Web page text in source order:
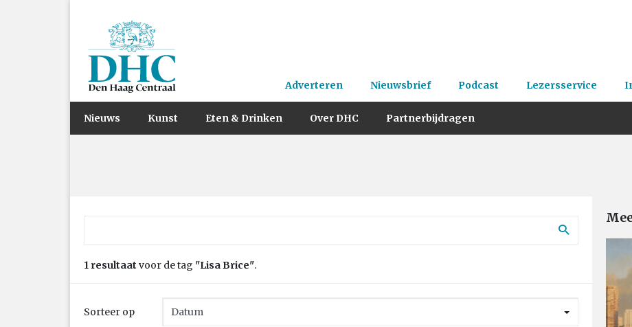
Adverteren Nieuwsbrief Podcast Lezersservice
Nieuws Kunst Eten & Drinken Over DHC Partnerbijdragen
1 resultaat voor de tag "Lisa Brice".
Sorteer op